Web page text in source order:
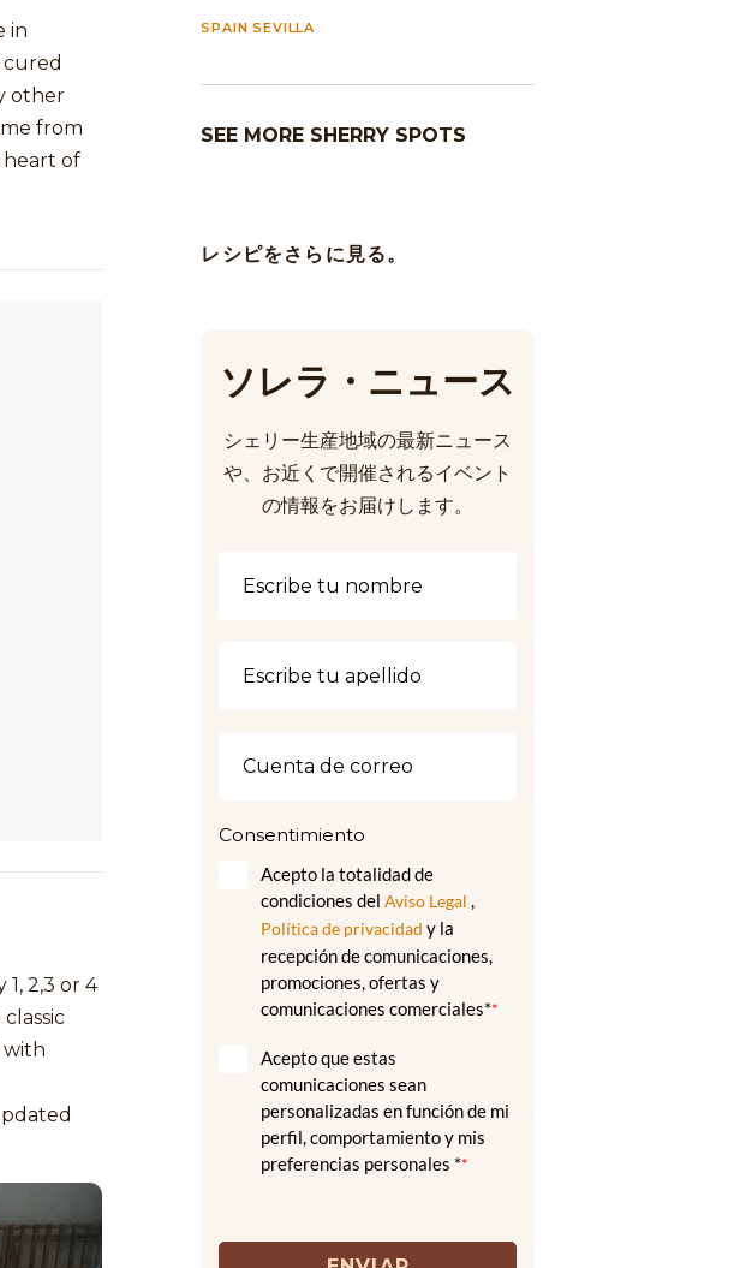
in
other
from
heart of
2,3 or 4
with
SPAIN SEVILLA
SEE MORE SHERRY SPOTS
レシピをさらに見る。
ソレラ・ニュース
シェリー生産地域の最新ニュース
や、お近くで開催されるイベント
の情報をお届けします。
Consentimiento
Acepto la totalidad de
condiciones delAviso Legal ,
Política de privacidad y la
recepción de comunicaciones,
promociones, ofertas y
comunicaciones comerciales**
Acepto que estas
comunicaciones sean
personalizadas en función de mi
perfil, comportamiento y mis
preferencias personales **